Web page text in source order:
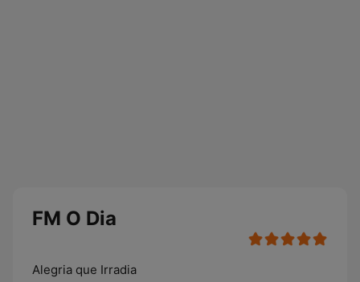
FM O Dia
Alegria que Irradia